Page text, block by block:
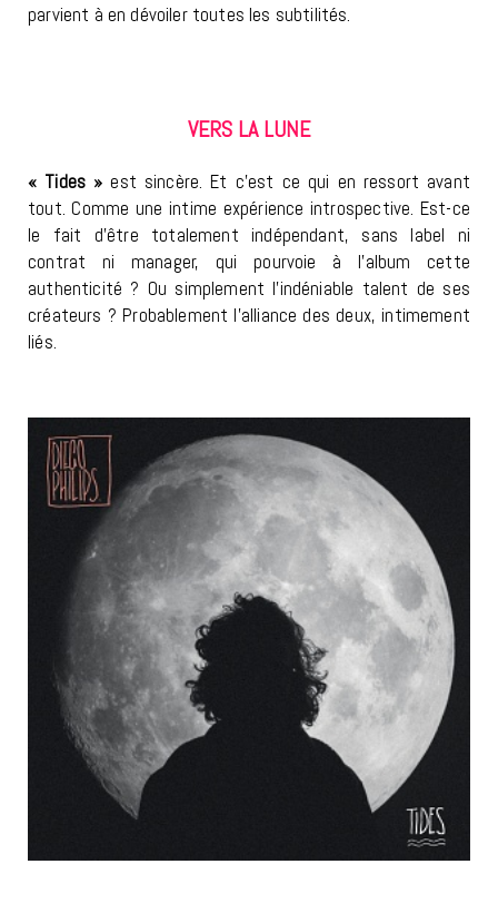
parvient à en dévoiler toutes les subtilités.
VERS LA LUNE
« Tides » est sincère. Et c’est ce qui en ressort avant
tout. Comme une intime expérience introspective. Est-ce
le fait d’être totalement indépendant, sans label ni
contrat ni manager, qui pourvoie à l’album cette
authenticité ? Ou simplement l’indéniable talent de ses
créateurs ? Probablement l’alliance des deux, intimement
liés.